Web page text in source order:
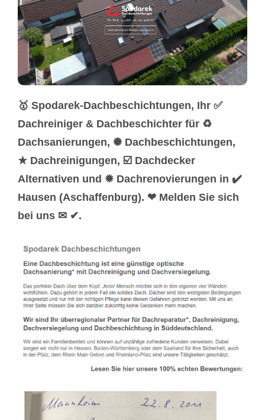
🥇 Spodarek-Dachbeschichtungen, Ihr ✅
Dachreiniger & Dachbeschichter für ♻
Dachsanierungen, ✺ Dachbeschichtungen,
★ Dachreinigungen, ☑️ Dachdecker
Alternativen und ✹ Dachrenovierungen in ✔️
Hausen (Aschaffenburg). ❤ Melden Sie sich
bei uns ✉ ✔.